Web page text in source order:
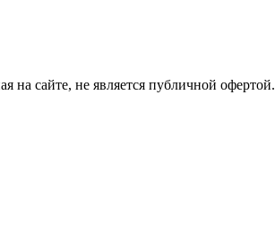
на сайте, не является публичной офертой.